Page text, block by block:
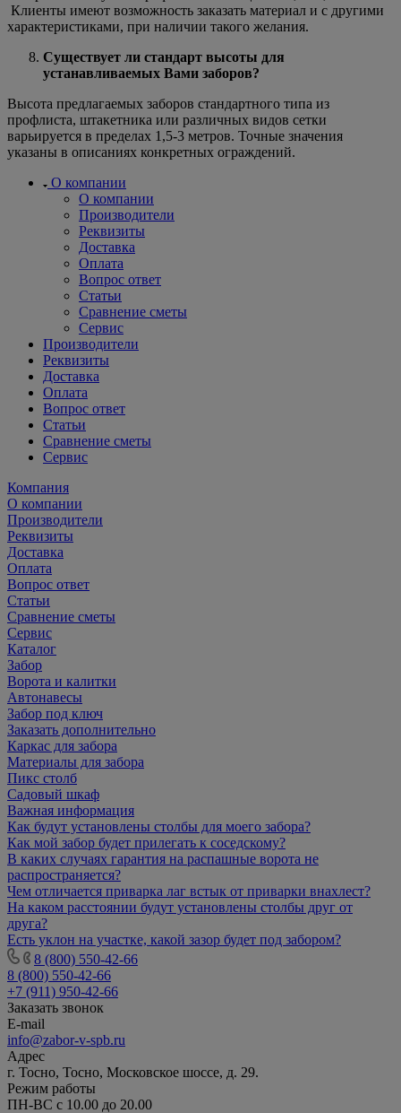
Клиенты имеют возможность заказать материал и с другими
характеристиками, при наличии такого желания.
Существует ли стандарт высоты для
устанавливаемых Вами заборов?
Высота предлагаемых заборов стандартного типа из
профлиста, штакетника или различных видов сетки
варьируется в пределах 1,5-3 метров. Точные значения
указаны в описаниях конкретных ограждений.
О компании
О компании
Производители
Реквизиты
Доставка
Оплата
Вопрос ответ
Статьи
Сравнение сметы
Сервис
Производители
Реквизиты
Доставка
Оплата
Вопрос ответ
Статьи
Сравнение сметы
Сервис
Компания
О компании
Производители
Реквизиты
Доставка
Оплата
Вопрос ответ
Статьи
Сравнение сметы
Сервис
Каталог
Забор
Ворота и калитки
Автонавесы
Забор под ключ
Заказать дополнительно
Каркас для забора
Материалы для забора
Пикс столб
Садовый шкаф
Важная информация
Как будут установлены столбы для моего забора?
Как мой забор будет прилегать к соседскому?
В каких случаях гарантия на распашные ворота не
распространяется?
Чем отличается приварка лаг встык от приварки внахлест?
На каком расстоянии будут установлены столбы друг от
друга?
Есть уклон на участке, какой зазор будет под забором?
8 (800) 550-42-66
8 (800) 550-42-66
+7 (911) 950-42-66
Заказать звонок
E-mail
info@zabor-v-spb.ru
Адрес
г. Тосно, Тосно, Московское шоссе, д. 29.
Режим работы
ПН-ВС с 10.00 до 20.00